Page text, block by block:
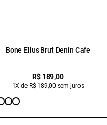
Bone Ellus Brut Denin Cafe
R$ 189,00
1X de R$ 189,00 sem juros